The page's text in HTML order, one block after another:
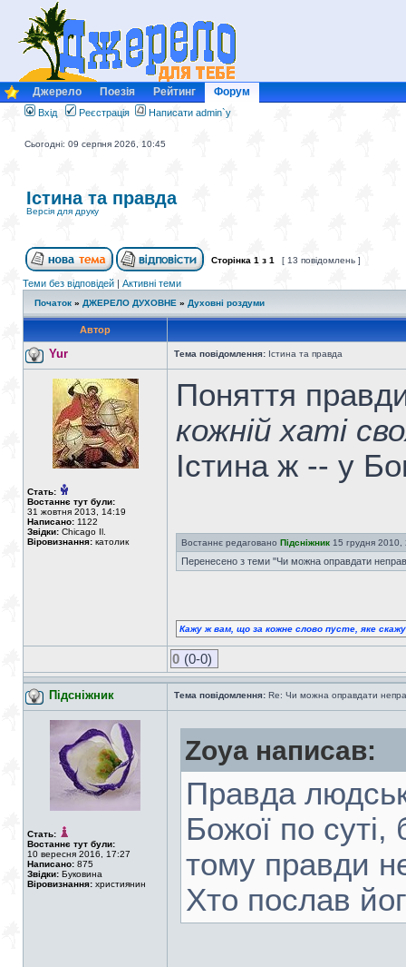
Джерело Поезія Рейтинг Форум
Вхід Реєстрація Написати admin`у
Сьогодні: 09 серпня 2026, 10:45
Істина та правда
Версія для друку
Сторінка 1 з 1 [ 13 повідомлень ]
Теми без відповідей | Активні теми
Початок » ДЖЕРЕЛО ДУХОВНЕ » Духовні роздуми
Автор
Yur Тема повідомлення: Істина та правда
Стать:
Востаннє тут були:
31 жовтня 2013, 14:19
Написано: 1122
Звідки: Chicago Il.
Віровизнання: католик
Поняття
кожній хаті
Істина ж -- у
Востаннє редаговано Підсніжник 15 грудня 2010,
Перенесено з теми "Чи можна оправдати
Кажу ж вам, що за кожне слово пусте, яке
0 (0-0)
Підсніжник Тема повідомлення: Re: Чи можна оправдати
Стать:
Востаннє тут були:
10 вересня 2016, 17:27
Написано: 875
Звідки: Буковина
Віровизнання: християнин
Zoya написав:
Правда
Божої по
тому правди
Хто послав